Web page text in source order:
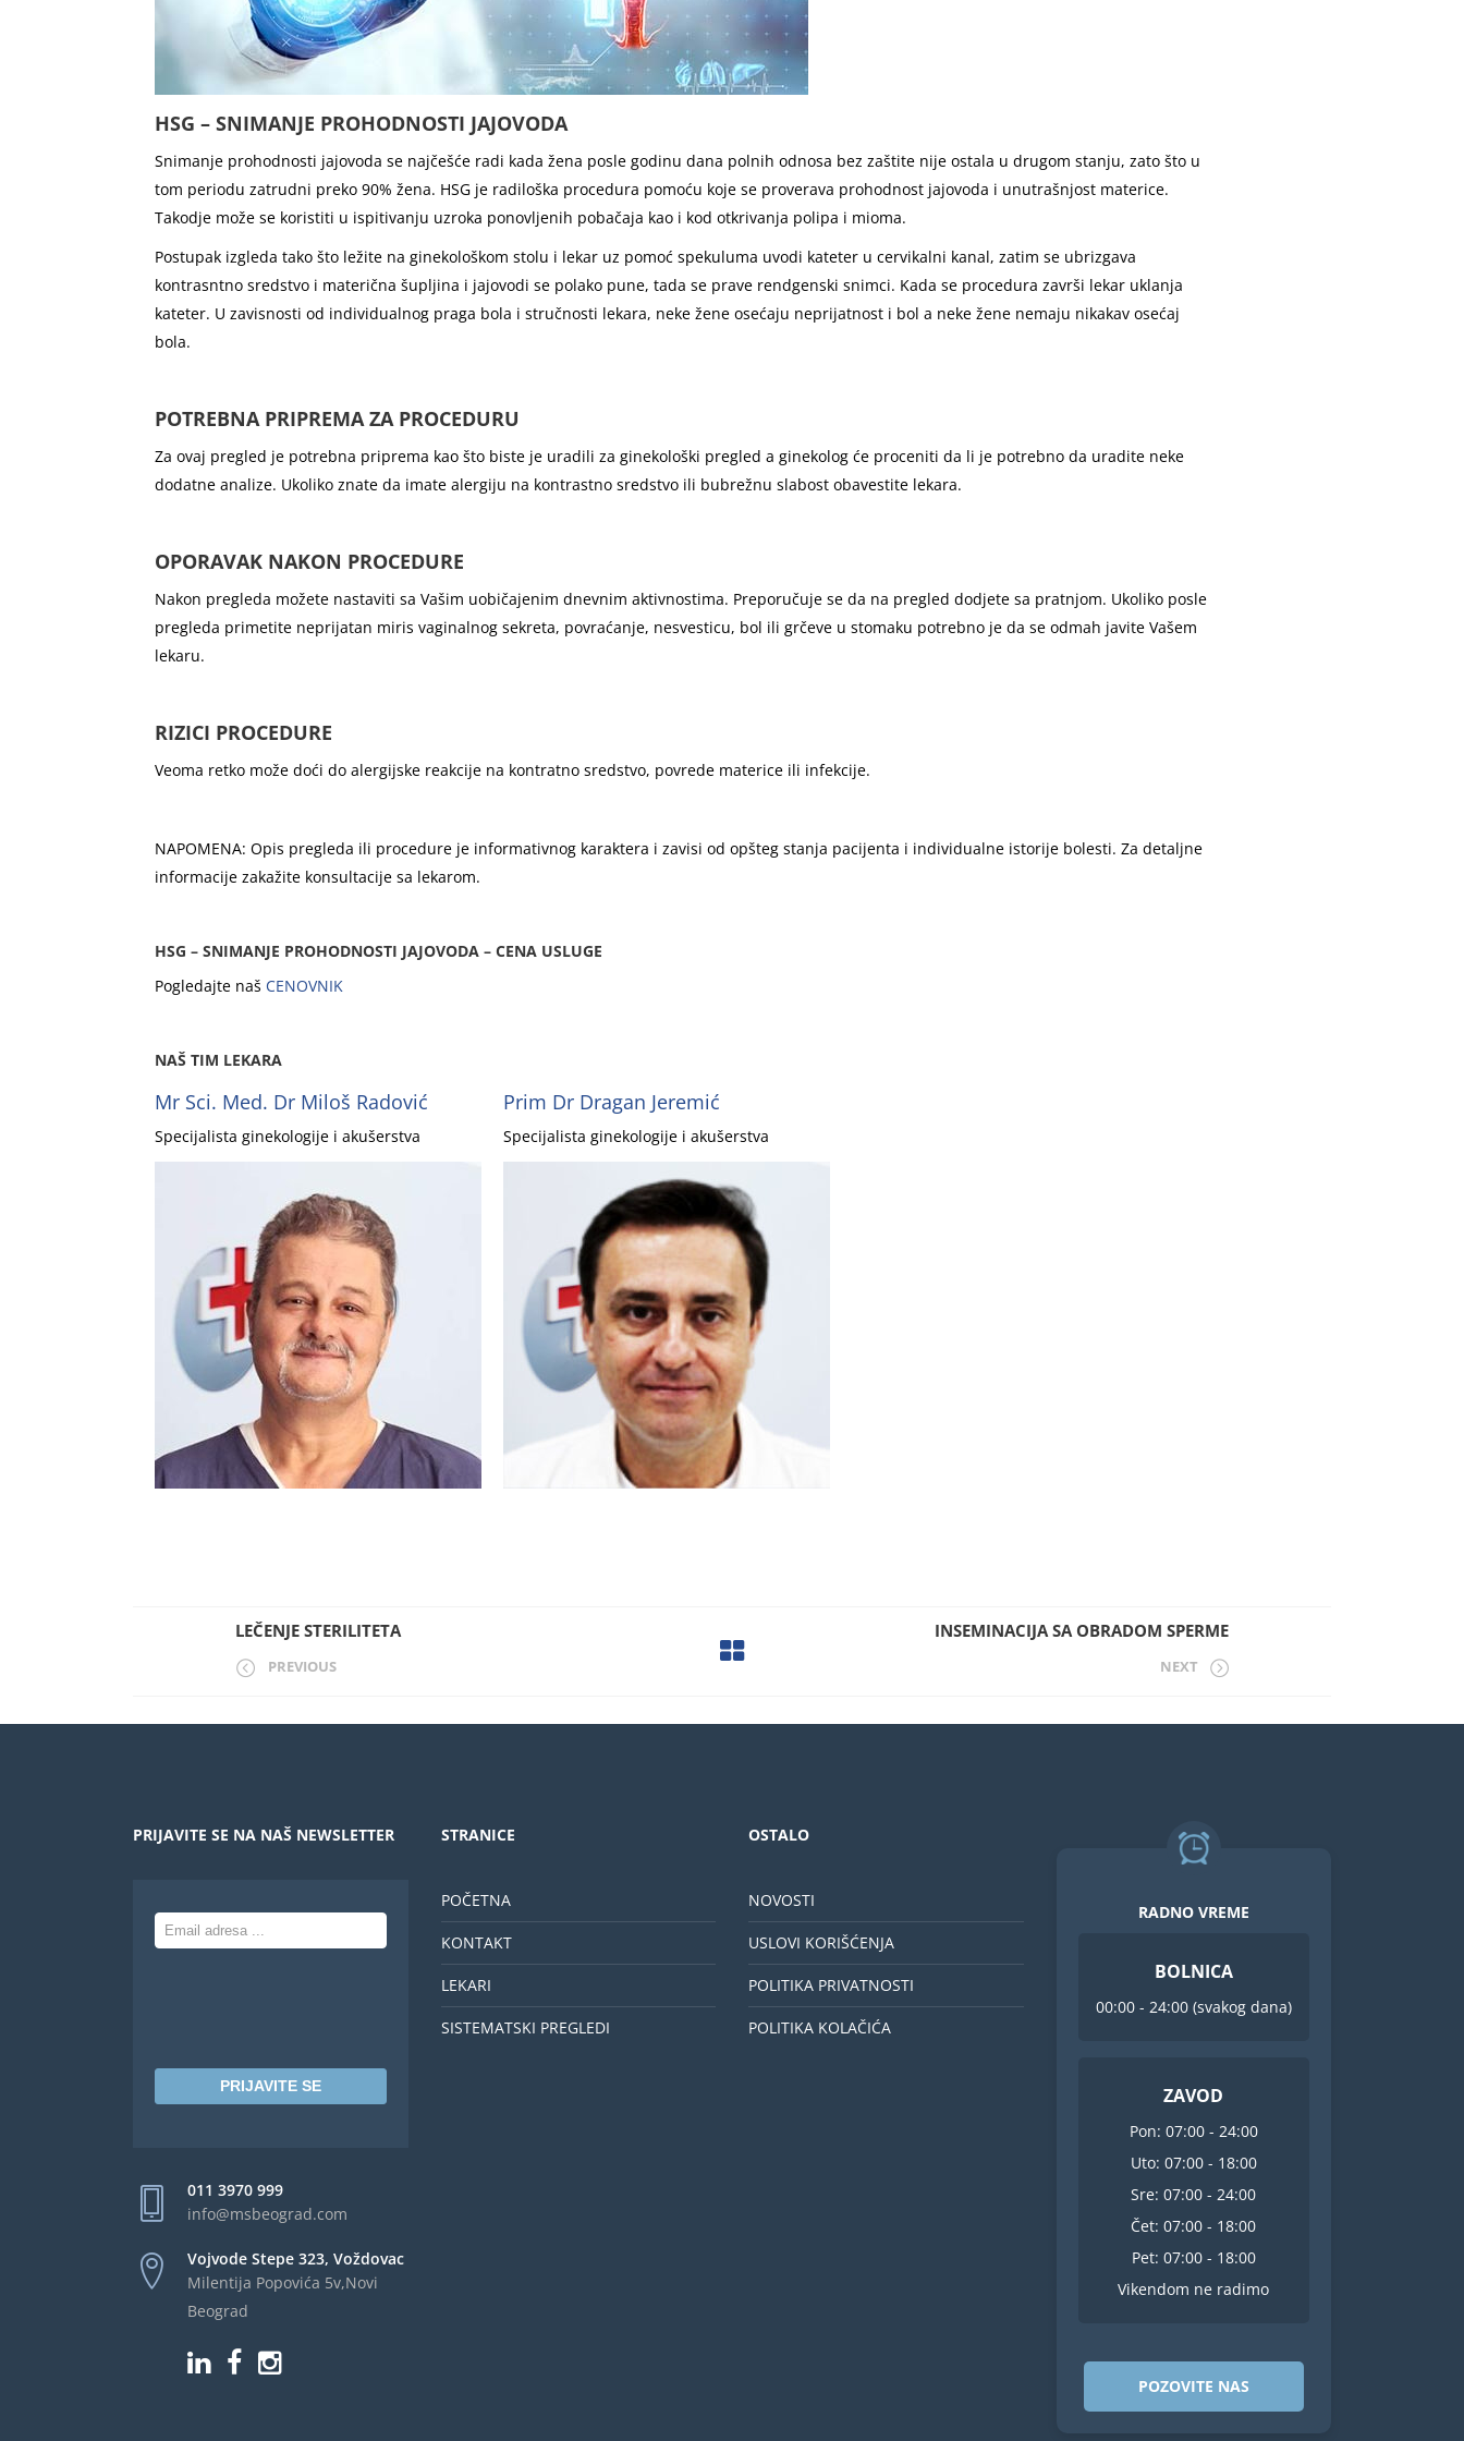
HSG – SNIMANJE PROHODNOSTI JAJOVODA
Snimanje prohodnosti jajovoda se najčešće radi kada žena posle godinu dana polnih odnosa bez zaštite nije ostala u drugom stanju, zato što u
tom periodu zatrudni preko 90% žena. HSG je radiloška procedura pomoću koje se proverava prohodnost jajovoda i unutrašnjost materice.
Takodje može se koristiti u ispitivanju uzroka ponovljenih pobačaja kao i kod otkrivanja polipa i mioma.
Postupak izgleda tako što ležite na ginekološkom stolu i lekar uz pomoć spekuluma uvodi kateter u cervikalni kanal, zatim se ubrizgava
kontrasntno sredstvo i materična šupljina i jajovodi se polako pune, tada se prave rendgenski snimci. Kada se procedura završi lekar uklanja
kateter. U zavisnosti od individualnog praga bola i stručnosti lekara, neke žene osećaju neprijatnost i bol a neke žene nemaju nikakav osećaj
bola.
POTREBNA PRIPREMA ZA PROCEDURU
Za ovaj pregled je potrebna priprema kao što biste je uradili za ginekološki pregled a ginekolog će proceniti da li je potrebno da uradite neke
dodatne analize. Ukoliko znate da imate alergiju na kontrastno sredstvo ili bubrežnu slabost obavestite lekara.
OPORAVAK NAKON PROCEDURE
Nakon pregleda možete nastaviti sa Vašim uobičajenim dnevnim aktivnostima. Preporučuje se da na pregled dodjete sa pratnjom. Ukoliko posle
pregleda primetite neprijatan miris vaginalnog sekreta, povraćanje, nesvesticu, bol ili grčeve u stomaku potrebno je da se odmah javite Vašem
lekaru.
RIZICI PROCEDURE
Veoma retko može doći do alergijske reakcije na kontratno sredstvo, povrede materice ili infekcije.
NAPOMENA: Opis pregleda ili procedure je informativnog karaktera i zavisi od opšteg stanja pacijenta i individualne istorije bolesti. Za detaljne
informacije zakažite konsultacije sa lekarom.
HSG – SNIMANJE PROHODNOSTI JAJOVODA – CENA USLUGE
Pogledajte naš CENOVNIK
NAŠ TIM LEKARA
Mr Sci. Med. Dr Miloš Radović
Specijalista ginekologije i akušerstva
Prim Dr Dragan Jeremić
Specijalista ginekologije i akušerstva
LEČENJE STERILITETA
PREVIOUS
INSEMINACIJA SA OBRADOM SPERME
NEXT
PRIJAVITE SE NA NAŠ NEWSLETTER
PRIJAVITE SE
011 3970 999
info@msbeograd.com
Vojvode Stepe 323, Voždovac
Milentija Popovića 5v,Novi
Beograd
STRANICE
POČETNA
KONTAKT
LEKARI
SISTEMATSKI PREGLEDI
OSTALO
NOVOSTI
USLOVI KORIŠĆENJA
POLITIKA PRIVATNOSTI
POLITIKA KOLAČIĆA
RADNO VREME
BOLNICA
00:00 - 24:00 (svakog dana)
ZAVOD
Pon: 07:00 - 24:00
Uto: 07:00 - 18:00
Sre: 07:00 - 24:00
Čet: 07:00 - 18:00
Pet: 07:00 - 18:00
Vikendom ne radimo
POZOVITE NAS